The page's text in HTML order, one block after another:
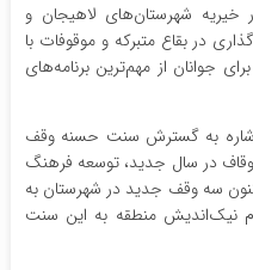
شهرستان‌های لاهیجان و
در بقاع متبرکه و موقوفات با
جوانان از مهم‌ترین برنامه‌های
به گسترش سنت حسنه وقف
اوقاف در سال جدید، توسعه فرهنگ
سه وقف جدید در شهرستان به
نیک‌اندیش منطقه به این سنت